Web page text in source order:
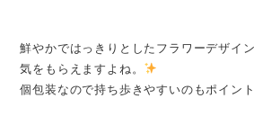
鮮やかではっきりとしたフラワーデザイ
気をもらえますよね。
個包装なので持ち歩きやすいのもポイント